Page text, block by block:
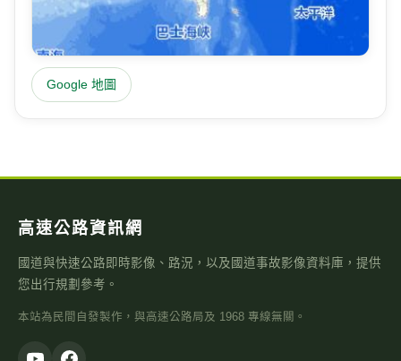
Google 地圖
高速公路資訊網
國道與快速公路即時影像、路況，以及國道事故影像資料庫，提供
您出行規劃參考。
本站為民間自發製作，與高速公路局及 1968 專線無關。